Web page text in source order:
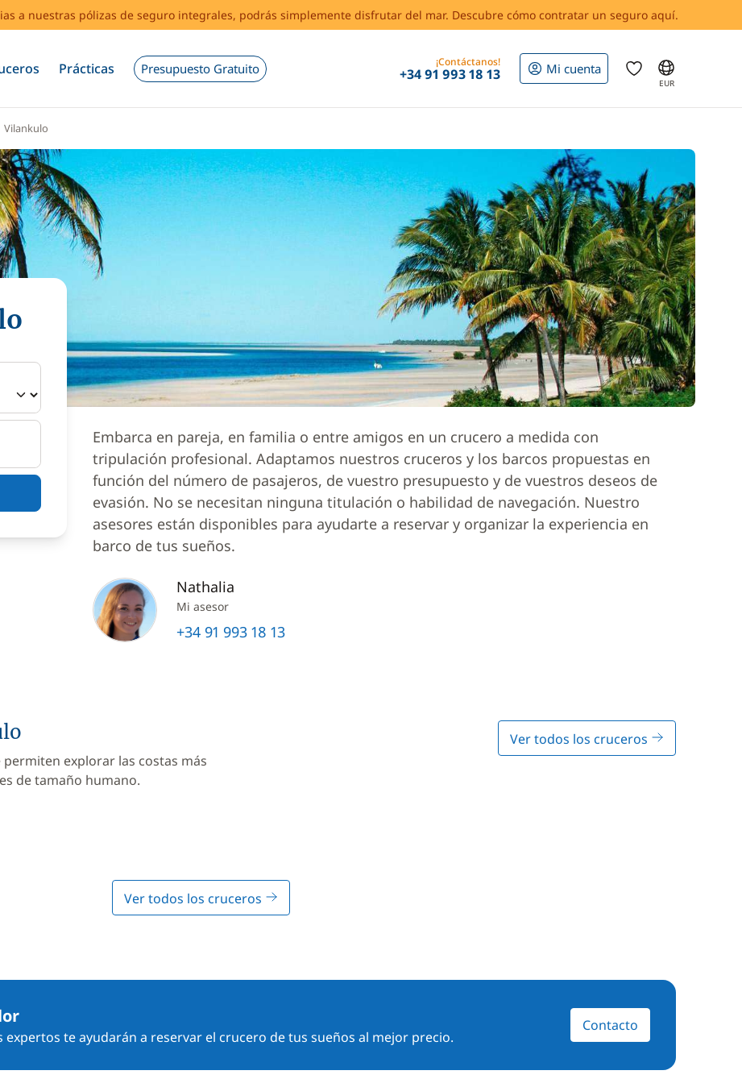
a nuestras pólizas de seguro integrales, podrás simplemente disfrutar del mar. Descubre cómo contratar un seguro aquí.
Prácticas Presupuesto Gratuito ¡Contáctanos!
+34 91 993 18 13 Mi cuenta
EUR
Vilankulo
Embarca en pareja, en familia o entre amigos en un crucero a medida con
tripulación profesional. Adaptamos nuestros cruceros y los barcos propuestas en
función del número de pasajeros, de vuestro presupuesto y de vuestros deseos de
evasión. No se necesitan ninguna titulación o habilidad de navegación. Nuestro
asesores están disponibles para ayudarte a reservar y organizar la experiencia en
barco de tus sueños.
Nathalia
Mi asesor
+34 91 993 18 13
explorar las costas más
de tamaño humano.
Ver todos los cruceros
Ver todos los cruceros
expertos te ayudarán a reservar el crucero de tus sueños al mejor precio.
Contacto